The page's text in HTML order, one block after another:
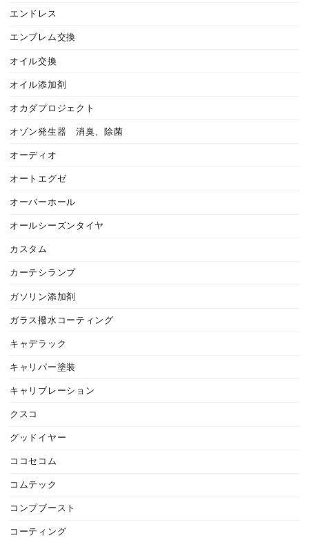
エンドレス
エンブレム交換
オイル交換
オイル添加剤
オカダプロジェクト
オゾン発生器 消臭、除菌
オーディオ
オートエグゼ
オーバーホール
オールシーズンタイヤ
カスタム
カーテシランプ
ガソリン添加剤
ガラス撥水コーティング
キャデラック
キャリパー塗装
キャリブレーション
クスコ
グッドイヤー
ココセコム
コムテック
コンプブースト
コーティング